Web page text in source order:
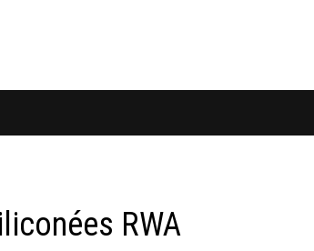
RWA